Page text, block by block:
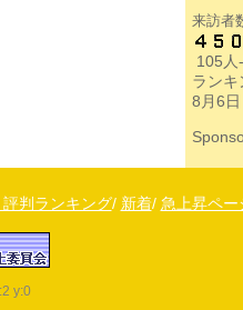
来訪者
105人
ランキ
8月6
評判ランキング/ 新着/ 急上昇ペー
y:0